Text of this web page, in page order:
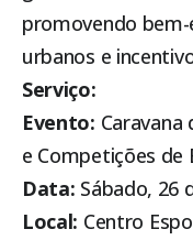
promovendo
urbanos e
Serviço:
Evento: Caravana
e Competições de
Data: Sábado, 26
Local: Centro